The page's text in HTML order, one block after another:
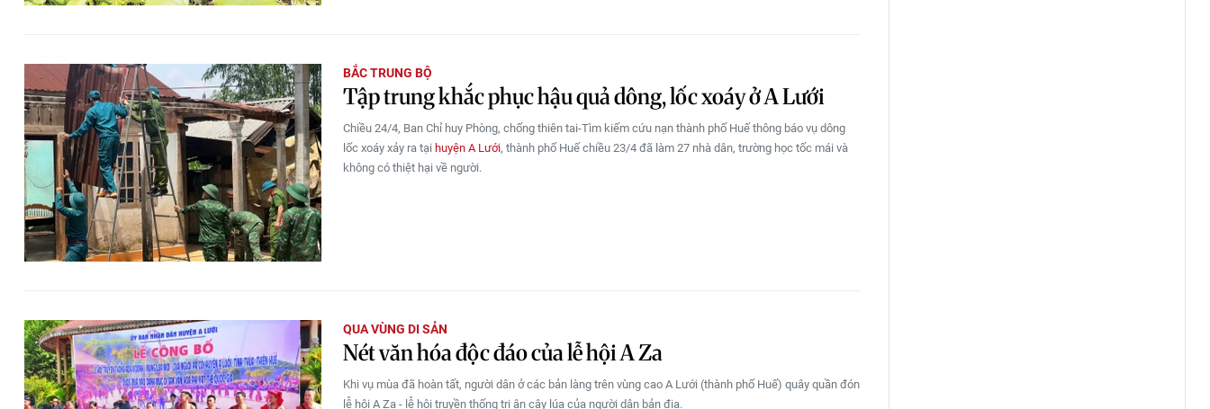
BẮC TRUNG BỘ
Tập trung khắc phục hậu quả dông, lốc xoáy ở A Lưới
Chiều 24/4, Ban Chỉ huy Phòng, chống thiên tai-Tìm kiếm cứu nạn thành phố Huế thông báo vụ dông
lốc xoáy xảy ra tại huyện A Lưới, thành phố Huế chiều 23/4 đã làm 27 nhà dân, trường học tốc mái và
không có thiệt hại về người.
QUA VÙNG DI SẢN
Nét văn hóa độc đáo của lễ hội A Za
Khi vụ mùa đã hoàn tất, người dân ở các bản làng trên vùng cao A Lưới (thành phố Huế) quây quần đón
lễ hội A Za - lễ hội truyền thống tri ân cây lúa của người dân bản địa.